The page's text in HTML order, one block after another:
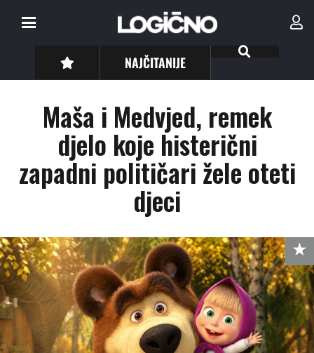
NAJČITANIJE
Maša i Medvjed, remek
djelo koje histerični
zapadni političari žele oteti
djeci